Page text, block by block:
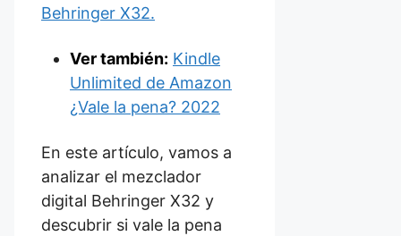
Behringer X32.
Ver también: Kindle
Unlimited de Amazon
¿Vale la pena? 2022
En este artículo, vamos a
analizar el mezclador
digital Behringer X32 y
descubrir si vale la pena